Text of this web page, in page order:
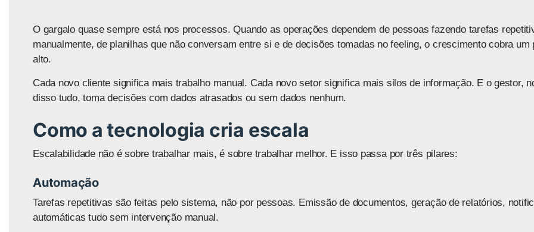
O gargalo quase sempre está nos processos. Quando as operações dependem de pessoas fazendo tarefas
manualmente, de planilhas que não conversam entre si e de decisões tomadas no feeling, o crescimento cobra um
alto.
Cada novo cliente significa mais trabalho manual. Cada novo setor significa mais silos de informação. E o gestor,
disso tudo, toma decisões com dados atrasados ou sem dados nenhum.
Como a tecnologia cria escala
Escalabilidade não é sobre trabalhar mais, é sobre trabalhar melhor. E isso passa por três pilares:
Automação
Tarefas repetitivas são feitas pelo sistema, não por pessoas. Emissão de documentos, geração de relatórios,
automáticas tudo sem intervenção manual.